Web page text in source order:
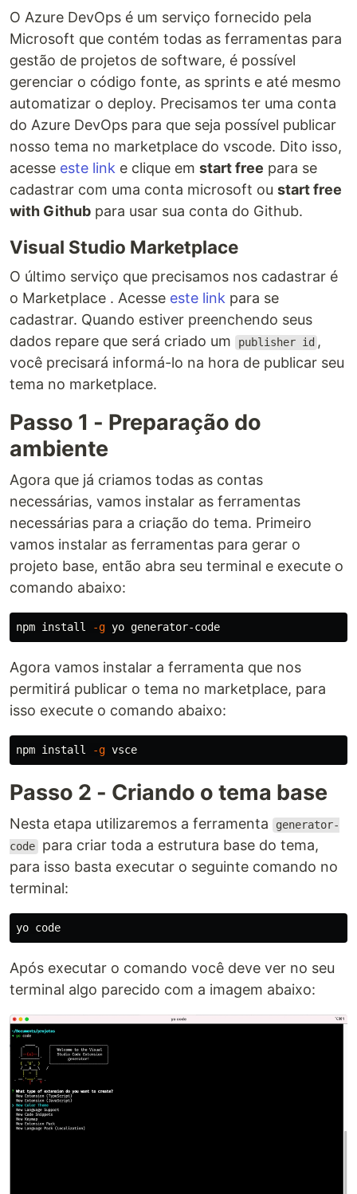
O Azure DevOps é um serviço fornecido pela
Microsoft que contém todas as ferramentas para
gestão de projetos de software, é possível
gerenciar o código fonte, as sprints e até mesmo
automatizar o deploy. Precisamos ter uma conta
do Azure DevOps para que seja possível publicar
nosso tema no marketplace do vscode. Dito isso,
acesse este link e clique em start free para se
cadastrar com uma conta microsoft ou start free
with Github para usar sua conta do Github.
Visual Studio Marketplace
O último serviço que precisamos nos cadastrar é
o Marketplace . Acesse este link para se
cadastrar. Quando estiver preenchendo seus
dados repare que será criado um
publisher id ,
você precisará informá-lo na hora de publicar seu
tema no marketplace.
Passo 1 - Preparação do
ambiente
Agora que já criamos todas as contas
necessárias, vamos instalar as ferramentas
necessárias para a criação do tema. Primeiro
vamos instalar as ferramentas para gerar o
projeto base, então abra seu terminal e execute o
comando abaixo:
npm install -g
Agora vamos instalar a ferramenta que nos
permitirá publicar o tema no marketplace, para
isso execute o comando abaixo:
npm install -g
Passo 2 - Criando o tema base
Nesta etapa utilizaremos a ferramenta
generator-
code para criar toda a estrutura base do tema,
para isso basta executar o seguinte comando no
terminal:
Após executar o comando você deve ver no seu
terminal algo parecido com a imagem abaixo: